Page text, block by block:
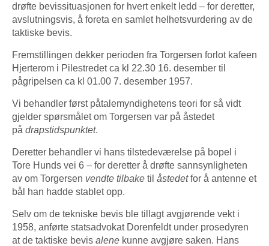
drøfte bevissituasjonen for hvert enkelt ledd – for deretter,
avslutningsvis, å foreta en samlet helhetsvurdering av de
taktiske bevis.
Fremstillingen dekker perioden fra Torgersen forlot kafeen
Hjerterom i Pilestredet ca kl 22.30 16. desember til
pågripelsen ca kl 01.00 7. desember 1957.
Vi behandler først påtalemyndighetens teori for så vidt
gjelder spørsmålet om Torgersen var på åstedet
på drapstidspunktet.
Deretter behandler vi hans tilstedeværelse på bopel i
Tore Hunds vei 6 – for deretter å drøfte sannsynligheten
av om Torgersen vendte tilbake til åstedetfor å antenne et
bål han hadde stablet opp.
Selv om de tekniske bevis ble tillagt avgjørende vekt i
1958, anførte statsadvokat Dorenfeldt under prosedyren
at de taktiske bevis alene kunne avgjøre saken. Hans